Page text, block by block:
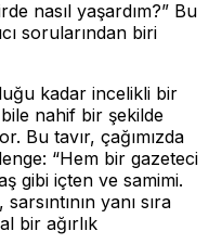
nasıl yaşardım?” Bu
sorularından biri
kadar incelikli bir
nahif bir şekilde
Bu tavır, çağımızda
“Hem bir gazeteci
gibi içten ve samimi.
yanı sıra
bir ağırlık